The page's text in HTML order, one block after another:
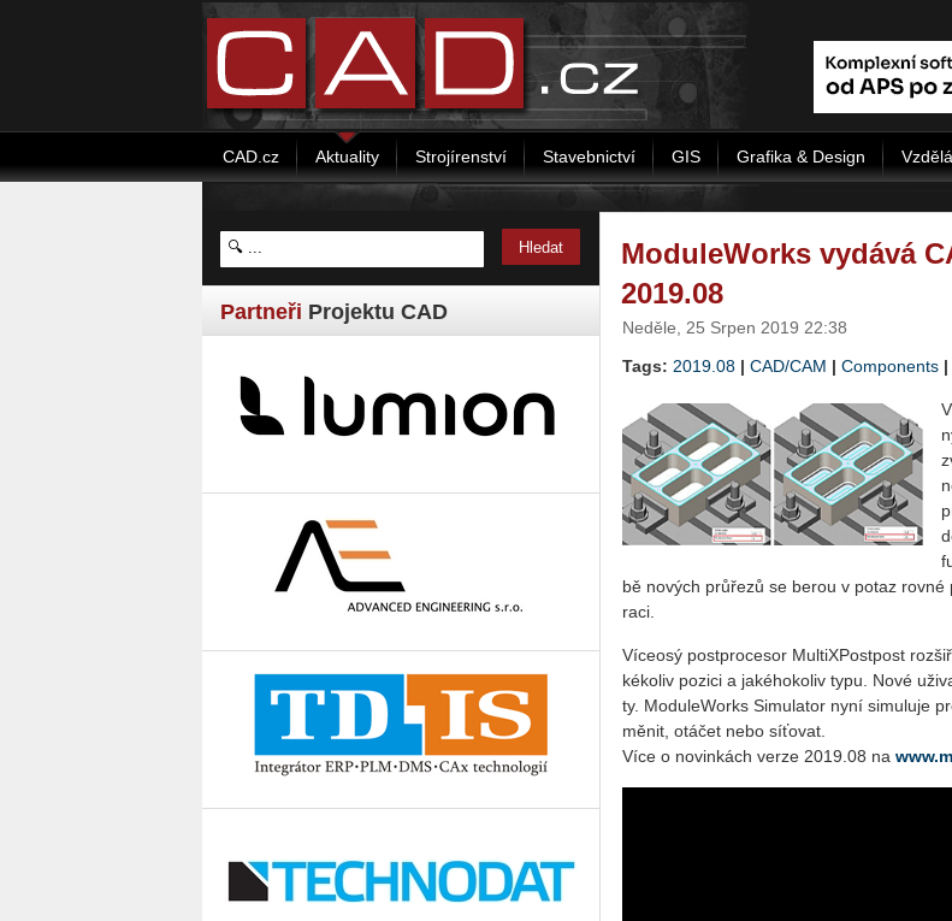
CAD.cz Aktuality Strojírenství Stavebnictví GIS Grafika & Design
Partneři Projektu CAD
Mo­du­leWorks vy­dá­vá
2019.08
Neděle, 25 Srpen 2019 22:38
Tags: 2019.08 | CAD/CAM | Components |
bě no­vých prů­ře­zů se berou v potaz
ra­ci.
Ví­ce­o­sý po­st­pro­ce­sor Mul­ti­X­Po­st­post
ké­ko­liv po­zi­ci a ja­ké­ho­ko­liv typu. Nové
ty. Mo­du­leWorks Si­mu­la­tor nyní si­mu­lu­je
měnit, otá­čet nebo sí­ťo­vat.
Více o novinkách verze 2019.08 na